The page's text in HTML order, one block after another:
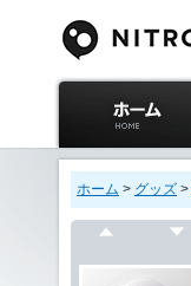
ニトロプラス公式
サイト ホーム
ホーム > グッズ >